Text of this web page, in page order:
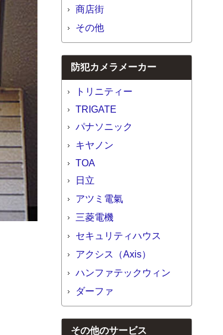
商店街
その他
防犯カメラメーカー
トリニティー
TRIGATE
パナソニック
キヤノン
TOA
日立
アツミ電氣
三菱電機
セキュリティハウス
アクシス（Axis）
ハンファテックウィン
ダーファ
その他のサービス